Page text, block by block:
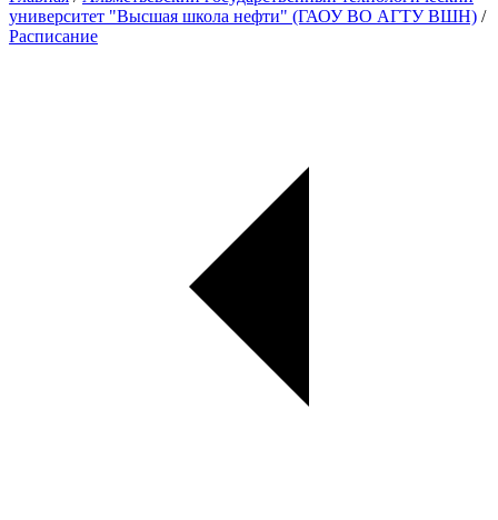
университет "Высшая школа нефти" (ГАОУ ВО АГТУ ВШН) /
Расписание